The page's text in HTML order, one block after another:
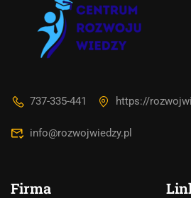
737-335-441 https://
info@rozwojwiedzy.pl
Firma
Online